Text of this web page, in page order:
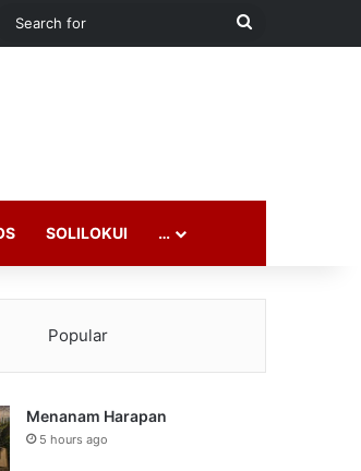
In
Search
SOLILOKUI …
Popular
Menanam Harapan
5 hours ago